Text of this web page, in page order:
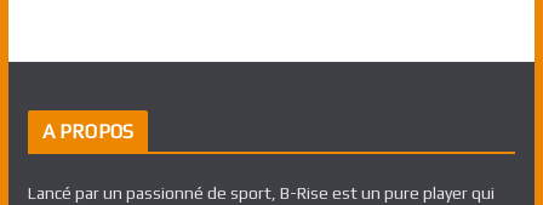
A PROPOS
Lancé par un passionné de sport, B-Rise est un pure player qui